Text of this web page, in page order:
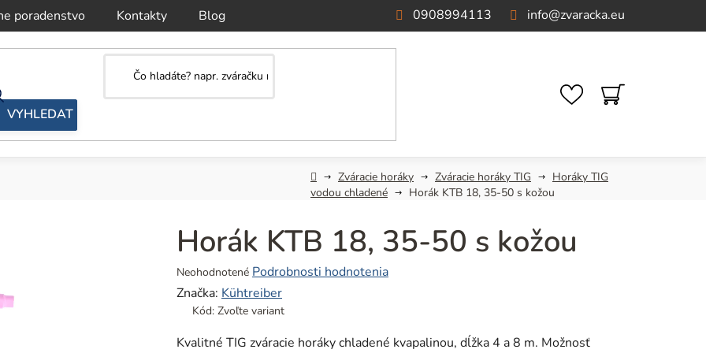
poradenstvo Kontakty Blog info@zvaracka.eu
0908994113
NÁKUPNÝ
KOŠÍK
DomovZváracie horáky Zváracie horáky TIG
Horáky TIG
vodou chladené
Horák KTB 18, 35-50 s kožou
Horák KTB 18, 35-50 s kožou
Priemerné
hodnotenie
produktu
0,0
Neohodnotené Podrobnosti hodnotenia
Značka: Kühtreiber
Kód: Zvoľte variant
Kvalitné TIG zváracie horáky chladené kvapalinou, dĺžka 4 a 8 m. Možnosť